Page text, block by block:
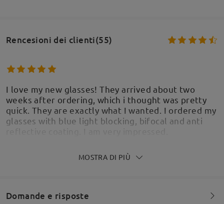
Rencesioni dei clienti(55)
I love my new glasses! They arrived about two
weeks after ordering, which i thought was pretty
quick. They are exactly what I wanted. I ordered my
glasses with blue light blocking, bifocal and anti
bifocal, now I can see distance and am able to see
my phone clearly. I would definitely recommend
byTanya OttonJul 20 , 2026
MOSTRA DI PIÙ
Domande e risposte